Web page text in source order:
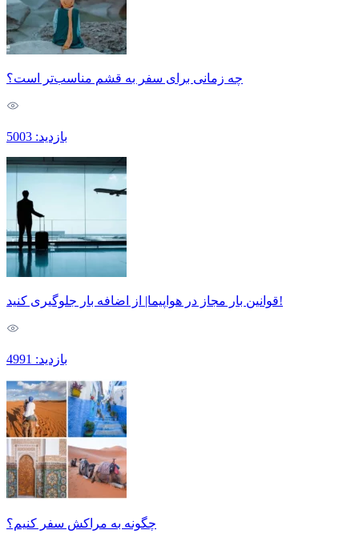
چه زمانی برای سفر به قشم مناسب‌تر است؟
بازدید: 5003
قوانین بار مجاز در هواپیما| از اضافه بار جلوگیری کنید!
بازدید: 4991
چگونه به مراکش سفر کنیم؟